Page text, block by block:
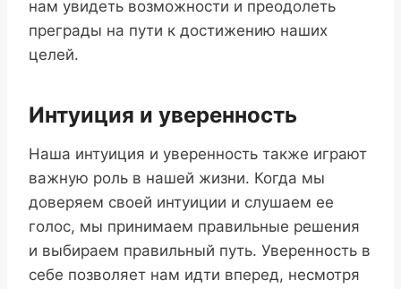
нам увидеть возможности и преодолеть
преграды на пути к достижению наших
целей.
Интуиция и уверенность
Наша интуиция и уверенность также играют
важную роль в нашей жизни. Когда мы
доверяем своей интуиции и слушаем ее
голос, мы принимаем правильные решения
и выбираем правильный путь. Уверенность в
себе позволяет нам идти вперед, несмотря